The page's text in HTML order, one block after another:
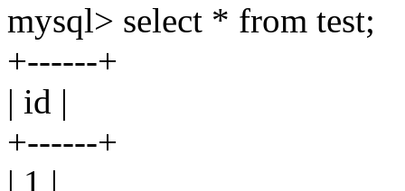
mysql> select * from test;
+------+
| id |
+------+
| 1 |